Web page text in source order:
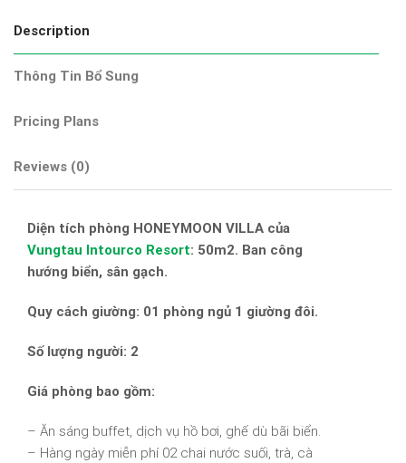
Description
Thông Tin Bổ Sung
Pricing Plans
Reviews (0)
Diện tích phòng HONEYMOON VILLA của
Vungtau Intourco Resort: 50m2. Ban công
hướng biển, sân gạch.
Quy cách giường: 01 phòng ngủ 1 giường đôi.
Số lượng người: 2
Giá phòng bao gồm:
– Ăn sáng buffet, dịch vụ hồ bơi, ghế dù bãi biển.
– Hàng ngày miễn phí 02 chai nước suối, trà, cà